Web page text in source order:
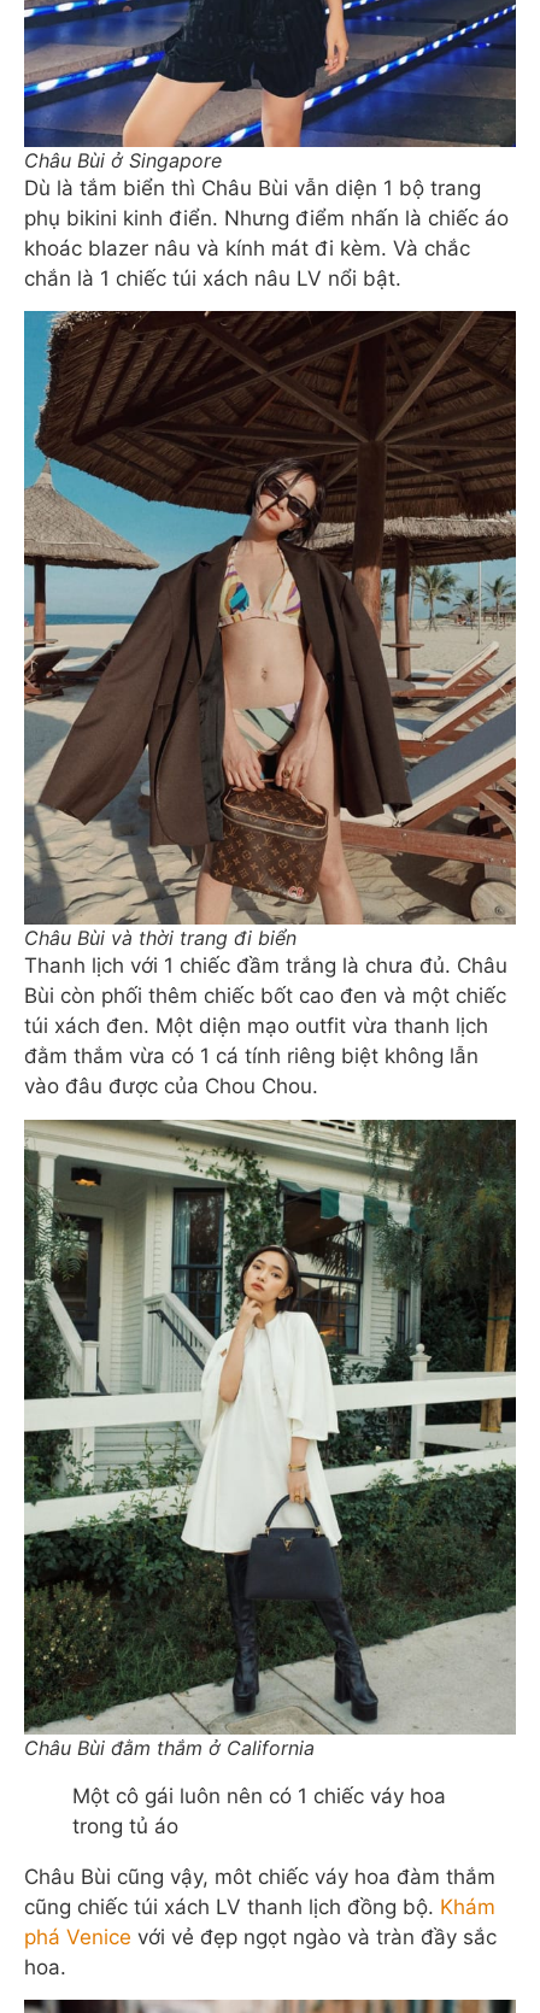
Châu Bùi ở Singapore
Dù là tắm biển thì Châu Bùi vẫn diện 1 bộ trang
phụ bikini kinh điển. Nhưng điểm nhấn là chiếc áo
khoác blazer nâu và kính mát đi kèm. Và chắc
chắn là 1 chiếc túi xách nâu LV nổi bật.
Châu Bùi và thời trang đi biển
Thanh lịch với 1 chiếc đầm trắng là chưa đủ. Châu
Bùi còn phối thêm chiếc bốt cao đen và một chiếc
túi xách đen. Một diện mạo outfit vừa thanh lịch
đằm thắm vừa có 1 cá tính riêng biệt không lẫn
vào đâu được của Chou Chou.
Châu Bùi đằm thắm ở California
Một cô gái luôn nên có 1 chiếc váy hoa
trong tủ áo
Châu Bùi cũng vậy, môt chiếc váy hoa đàm thắm
cũng chiếc túi xách LV thanh lịch đồng bộ. Khám
phá Venice với vẻ đẹp ngọt ngào và tràn đầy sắc
hoa.